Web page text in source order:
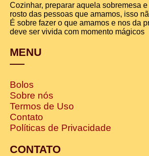
Cozinhar, preparar aquela sobremesa
rosto das pessoas que amamos, isso
É sobre fazer o que amamos e nos da
deve ser vivida com momento mágicos
MENU
Bolos
Sobre nós
Termos de Uso
Contato
Políticas de Privacidade
CONTATO